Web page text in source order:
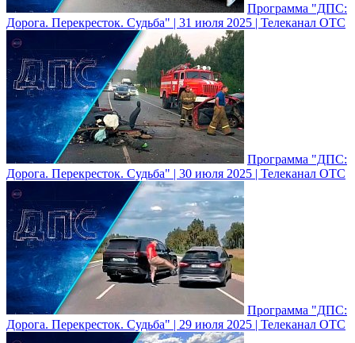
Программа "ДПС:
Дорога. Перекресток. Судьба" | 31 июля 2025 | Телеканал ОТС
Программа "ДПС:
Дорога. Перекресток. Судьба" | 30 июля 2025 | Телеканал ОТС
Программа "ДПС:
Дорога. Перекресток. Судьба" | 29 июля 2025 | Телеканал ОТС